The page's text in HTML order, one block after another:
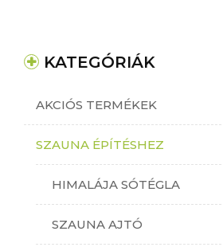
KATEGÓRIÁK
AKCIÓS TERMÉKEK
SZAUNA ÉPÍTÉSHEZ
HIMALÁJA SÓTÉGLA
SZAUNA AJTÓ